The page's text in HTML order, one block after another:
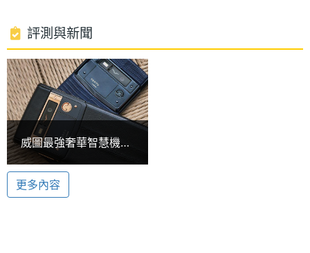
純黑玫瑰金混合還帶有 Qi 無線充電、NFC 近距離通
訊技術。更配搭 Vertu 經典極致的專屬服務，包括：
Vertu CONCIERGE 24 小時私人助理服務，Vertu
LIFE 生活和 Vertu CERTAINTY 品質保障。
Hasselblad 哈蘇認證相機鏡頭
Vertu Signature Touch 純黑玫瑰金混合搭載
Hasselblad 哈蘇認證相機鏡頭，後置式自動對焦
處理器
時脈
2.3 GHz
處理器
核心數
4
ROM儲
存空間
電池容
量
評測與新聞
威圖最強奢華智慧機
Vertu Signature
Touch動手玩
更多內容